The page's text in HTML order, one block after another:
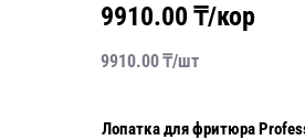
9910.00 ₸/кор
9910.00₸/шт
Лопатка для фритюра